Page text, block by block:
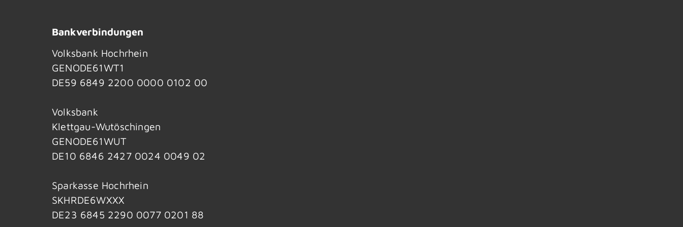
Bankverbindungen
Volksbank Hochrhein
GENODE61WT1
DE59 6849 2200 0000 0102 00
Volksbank
Klettgau-Wutöschingen
GENODE61WUT
DE10 6846 2427 0024 0049 02
Sparkasse Hochrhein
SKHRDE6WXXX
DE23 6845 2290 0077 0201 88